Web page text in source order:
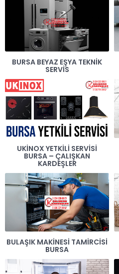
BURSA BEYAZ EŞYA TEKNIK
SERVIS
UKINOX YETKILI SERVISI
BURSA – ÇALIŞKAN
KARDEŞLER
BULAŞIK MAKINESI TAMIRCISI
BURSA